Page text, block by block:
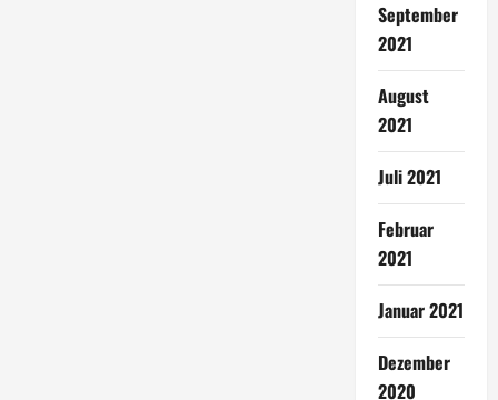
September
2021
August
2021
Juli 2021
Februar
2021
Januar 2021
Dezember
2020